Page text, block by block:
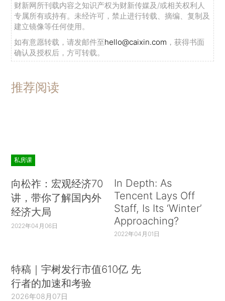
财新网所刊载内容之知识产权为财新传媒及/或相关权利人
专属所有或持有。未经许可，禁止进行转载、摘编、复制及
建立镜像等任何使用。
如有意愿转载，请发邮件至hello@caixin.com ，获得书面
确认及授权后，方可转载。
推荐阅读
私房课
向松祚：宏观经济70
讲，带你了解国内外
经济大局
2022年04月06日
In Depth: As
Tencent Lays Off
Staff, Is Its ‘Winter’
Approaching?
2022年04月01日
特稿｜宇树发行市值610亿 先
行者的加速和考验
2026年08月07日